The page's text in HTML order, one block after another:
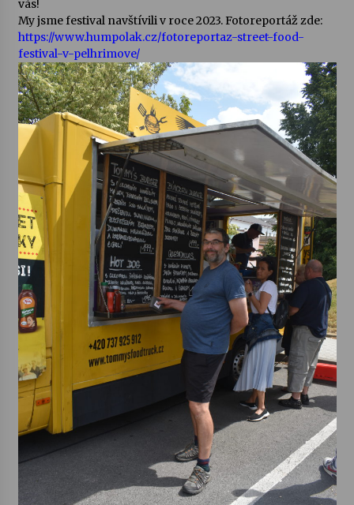
vás!
My jsme festival navštívili v roce 2023. Fotoreportáž zde:
https://www.humpolak.cz/fotoreportaz-street-food-
festival-v-pelhrimove/